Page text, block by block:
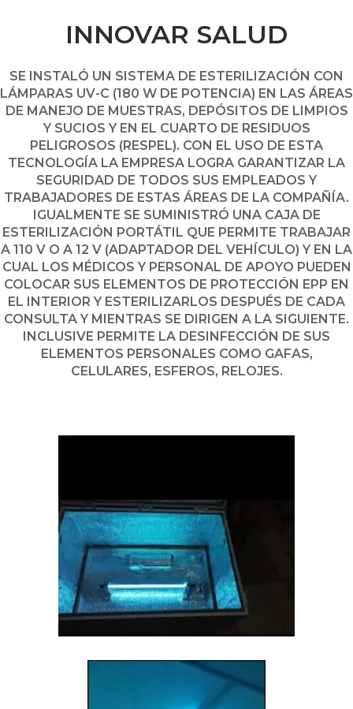
INNOVAR SALUD
SE INSTALÓ UN SISTEMA DE ESTERILIZACIÓN CON
LÁMPARAS UV-C (180 W DE POTENCIA) EN LAS ÁREAS
DE MANEJO DE MUESTRAS, DEPÓSITOS DE LIMPIOS
Y SUCIOS Y EN EL CUARTO DE RESIDUOS
PELIGROSOS (RESPEL). CON EL USO DE ESTA
TECNOLOGÍA LA EMPRESA LOGRA GARANTIZAR LA
SEGURIDAD DE TODOS SUS EMPLEADOS Y
TRABAJADORES DE ESTAS ÁREAS DE LA COMPAÑÍA.
IGUALMENTE SE SUMINISTRÓ UNA CAJA DE
ESTERILIZACIÓN PORTÁTIL QUE PERMITE TRABAJAR
A 110 V O A 12 V (ADAPTADOR DEL VEHÍCULO) Y EN LA
CUAL LOS MÉDICOS Y PERSONAL DE APOYO PUEDEN
COLOCAR SUS ELEMENTOS DE PROTECCIÓN EPP EN
EL INTERIOR Y ESTERILIZARLOS DESPUÉS DE CADA
CONSULTA Y MIENTRAS SE DIRIGEN A LA SIGUIENTE.
INCLUSIVE PERMITE LA DESINFECCIÓN DE SUS
ELEMENTOS PERSONALES COMO GAFAS,
CELULARES, ESFEROS, RELOJES.